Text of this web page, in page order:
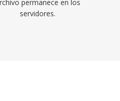
permanece en los
servidores.